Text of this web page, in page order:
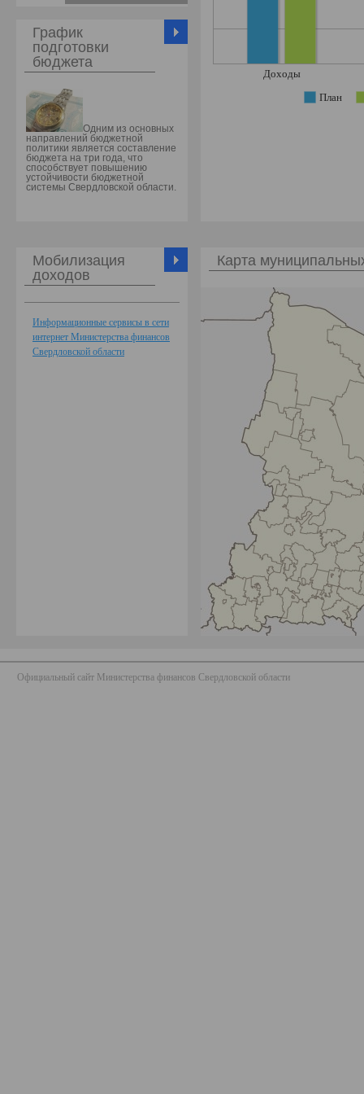
Доходы
План
График
подготовки
бюджета
Одним из основных
направлений бюджетной
политики является составление
бюджета на три года, что
способствует повышению
устойчивости бюджетной
системы Свердловской области.
Мобилизация
доходов
Информационные сервисы в сети
интернет Министерства финансов
Свердловской области
Карта
Официальный сайт Министерства финансов Свердловской области